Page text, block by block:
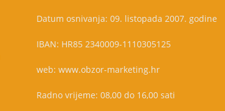
Datum osnivanja: 09. listopada 2007. godine
IBAN: HR85 2340009-1110305125
web: www.obzor-marketing.hr
Radno vrijeme: 08,00 do 16,00 sati